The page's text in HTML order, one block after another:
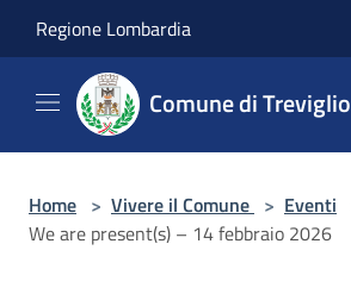
Regione Lombardia
Comune di Treviglio
Home > Vivere il Comune > Eventi
We are present(s) – 14 febbraio 2026